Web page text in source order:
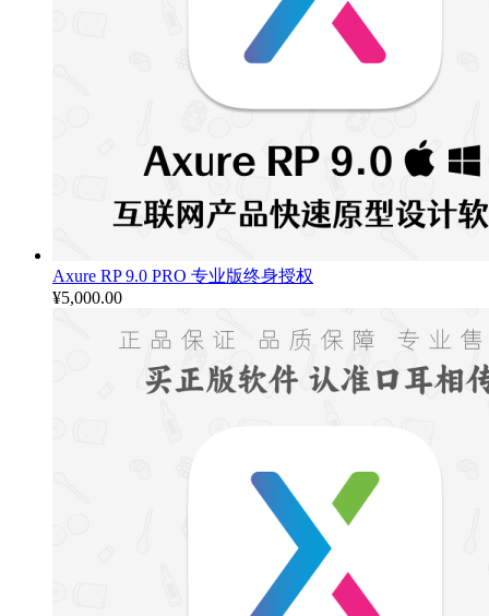
Axure RP 9.0 PRO 专业版终身授权
¥5,000.00